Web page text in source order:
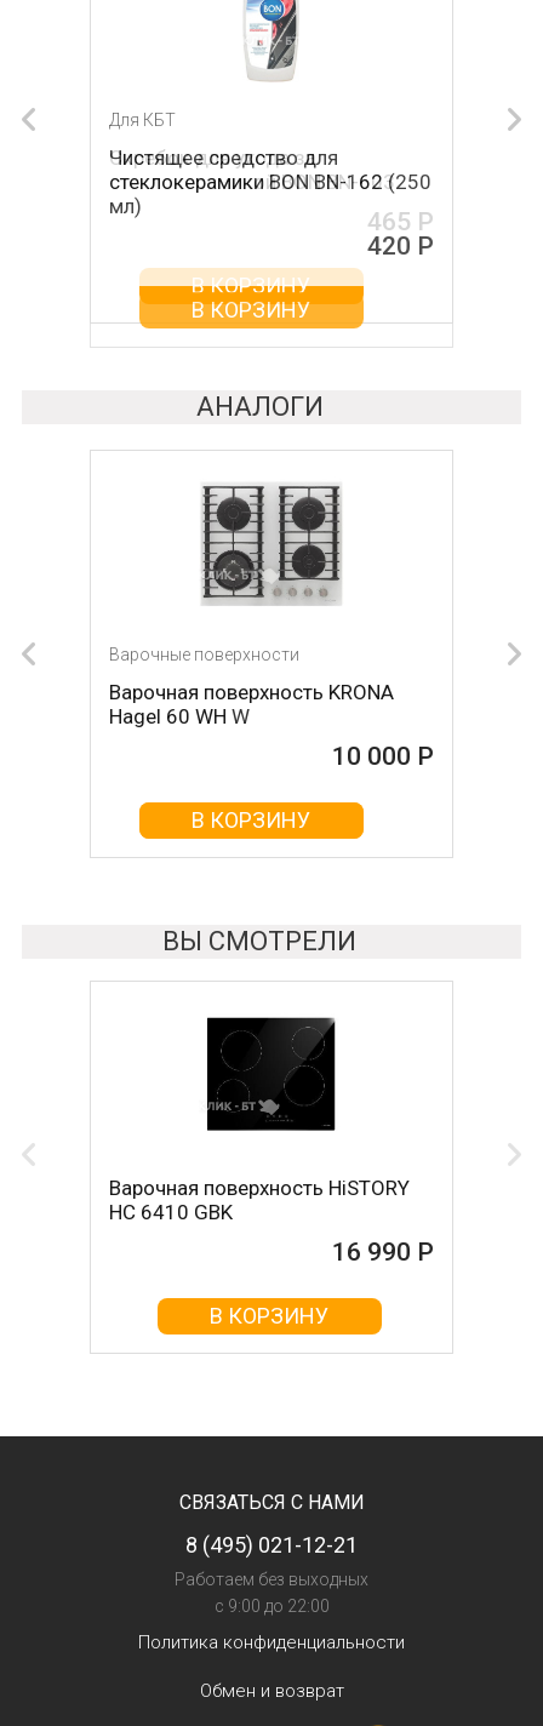
Для КБТ
Чистящее средство для
стеклокерамики BON BN-162 (250
мл)
420 Р
В КОРЗИНУ
Для КБТ
Скребок для ухода за
стеклокерамикой BON BN-603
465 Р
В КОРЗИНУ
АНАЛОГИ
Варочные поверхности
Варочная поверхность KRONA
Hagel 60 WH W
10 000 Р
В КОРЗИНУ
Варочные поверхности
Варочная поверхность KRONA
Hagel 60 WH
10 000 Р
В КОРЗИНУ
ВЫ СМОТРЕЛИ
Варочная поверхность HiSTORY
HC 6410 GBK
16 990 Р
В КОРЗИНУ
СВЯЗАТЬСЯ С НАМИ
8 (495) 021-12-21
Работаем без выходных
с 9:00 до 22:00
Политика конфиденциальности
Обмен и возврат